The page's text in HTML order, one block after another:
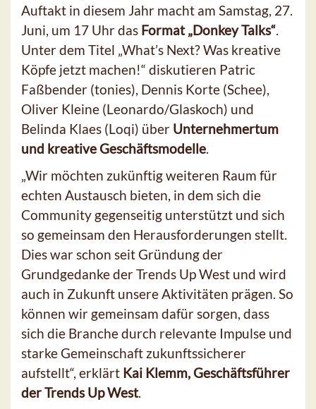
Auftakt in diesem Jahr macht am Samstag, 27.
Juni, um 17 Uhr das Format „Donkey Talks“.
Unter dem Titel „What’s Next? Was kreative
Köpfe jetzt machen!“ diskutieren Patric
Faßbender (tonies), Dennis Korte (Schee),
Oliver Kleine (Leonardo/Glaskoch) und
Belinda Klaes (Loqi) über Unternehmertum
und kreative Geschäftsmodelle.
„Wir möchten zukünftig weiteren Raum für
echten Austausch bieten, in dem sich die
Community gegenseitig unterstützt und sich
so gemeinsam den Herausforderungen stellt.
Dies war schon seit Gründung der
Grundgedanke der Trends Up West und wird
auch in Zukunft unsere Aktivitäten prägen. So
können wir gemeinsam dafür sorgen, dass
sich die Branche durch relevante Impulse und
starke Gemeinschaft zukunftssicherer
aufstellt“, erklärt Kai Klemm, Geschäftsführer
der Trends Up West.